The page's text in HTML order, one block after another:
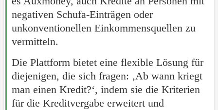
negativen Schufa-Einträgen oder
unkonventionellen Einkommensquellen zu
vermitteln.
Die Plattform bietet eine flexible Lösung für
diejenigen, die sich fragen: ‚Ab wann kriegt
man einen Kredit?‘, indem sie die Kriterien
für die Kreditvergabe erweitert und